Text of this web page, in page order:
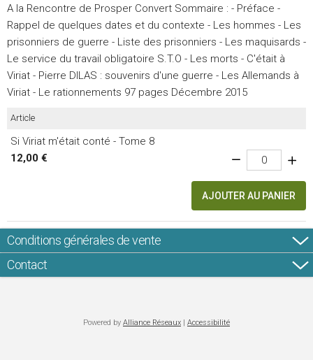
A la Rencontre de Prosper Convert Sommaire : - Préface -
Rappel de quelques dates et du contexte - Les hommes - Les
prisonniers de guerre - Liste des prisonniers - Les maquisards -
Le service du travail obligatoire S.T.O - Les morts - C'était à
Viriat - Pierre DILAS : souvenirs d'une guerre - Les Allemands à
Viriat - Le rationnements 97 pages Décembre 2015
Article
Si Viriat m'était conté - Tome 8
12,00 €
AJOUTER AU PANIER
Conditions générales de vente
Contact
Powered by Alliance Réseaux | Accessibilité